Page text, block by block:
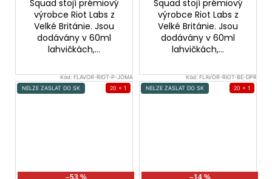
Squad stojí prémiový
výrobce Riot Labs z
Velké Británie. Jsou
dodávány v 60ml
lahvičkách,...
Squad stojí prémiový
výrobce Riot Labs z
Velké Británie. Jsou
dodávány v 60ml
lahvičkách,...
Kód:FLAVOR-RIOT-P-JOMA
NELZE ZASLAT DO SK
–53 %
20 + 1
Kód:FLAVOR-RIOT-BE-DPR
NELZE ZASLAT DO SK
–14 %
20 + 1